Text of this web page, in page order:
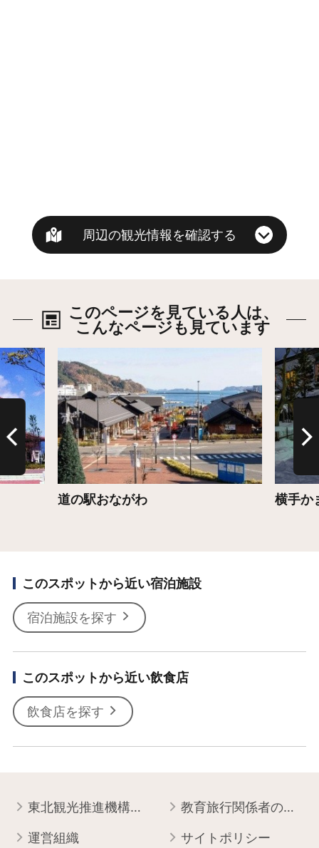
周辺の観光情報を確認する
このページを見ている人は、
こんなページも見ています
道の駅おながわ 横手か
詳細は
このスポットから近い宿泊施設
宿泊施設を探す
このスポットから近い飲食店
飲食店を探す
東北観光推進機構について 教育旅行関係者の皆様へ
運営組織 サイトポリシー